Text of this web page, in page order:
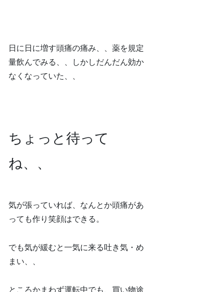
日に日に増す頭痛の痛み、、薬を規定
量飲んでみる、、しかしだんだん効か
なくなっていた、、
ちょっと待って
ね、、
気が張っていれば、なんとか頭痛があ
っても作り笑顔はできる。
でも気が緩むと一気に来る吐き気・め
まい、、
ところかまわず運転中でも、買い物途